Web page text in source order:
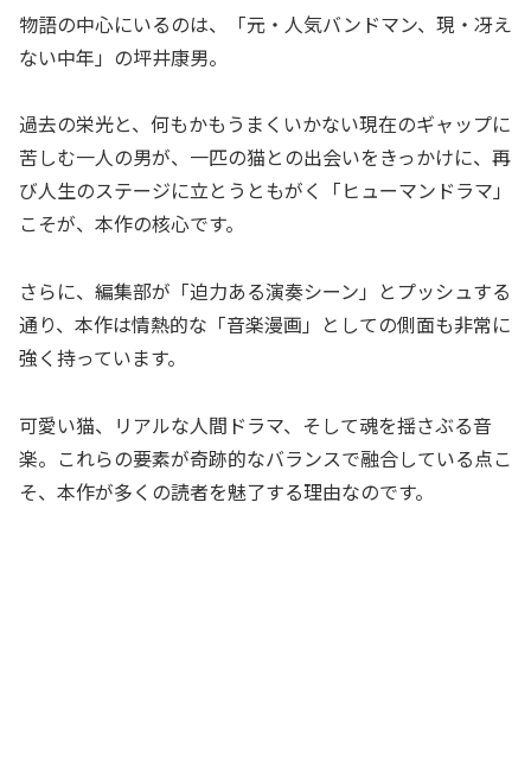
物語の中心にいるのは、「元・人気バンドマン、現・冴え
ない中年」の坪井康男。
過去の栄光と、何もかもうまくいかない現在のギャップに
苦しむ一人の男が、一匹の猫との出会いをきっかけに、再
び人生のステージに立とうともがく「ヒューマンドラマ」
こそが、本作の核心です。
さらに、編集部が「迫力ある演奏シーン」とプッシュする
通り、本作は情熱的な「音楽漫画」としての側面も非常に
強く持っています。
可愛い猫、リアルな人間ドラマ、そして魂を揺さぶる音
楽。これらの要素が奇跡的なバランスで融合している点こ
そ、本作が多くの読者を魅了する理由なのです。